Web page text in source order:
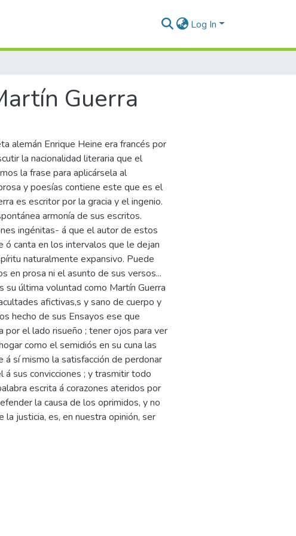
Log In
Guerra
alemán Enrique Heine era francés por
la nacionalidad literaria que el
la frase para aplicársela al
y poesías contiene este que es el
es escritor por la gracia y el ingenio.
armonía de sus escritos.
ingénitas- á que el autor de estos
ó canta en los intervalos que le dejan
naturalmente expansivo. Puede
en prosa ni el asunto de sus versos...
su última voluntad como Martín Guerra
afictivas,s y sano de cuerpo y
hecho de sus Ensayos ese que
por el lado risueño ; tener ojos para ver
como el semidiós en su cuna las
sí mismo la satisfacción de perdonar
sus convicciones ; y trasmitir todo
escrita á corazones ateridos por
la causa de los oprimidos, y no
justicia, es, en nuestra opinión, ser